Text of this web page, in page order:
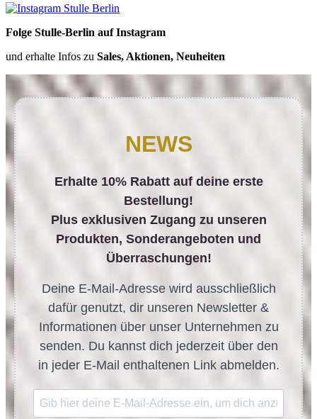
Folge Stulle-Berlin auf Instagram
und erhalte Infos zu Sales, Aktionen, Neuheiten
NEWS
Erhalte 10% Rabatt auf deine erste
Bestellung!
Plus exklusiven Zugang zu unseren
Produkten, Sonderangeboten und
Überraschungen!
Deine E-Mail-Adresse wird ausschließlich
dafür genutzt, dir unseren Newsletter &
Informationen über unser Unternehmen zu
senden. Du kannst dich jederzeit über den
in jeder E-Mail enthaltenen Link abmelden.